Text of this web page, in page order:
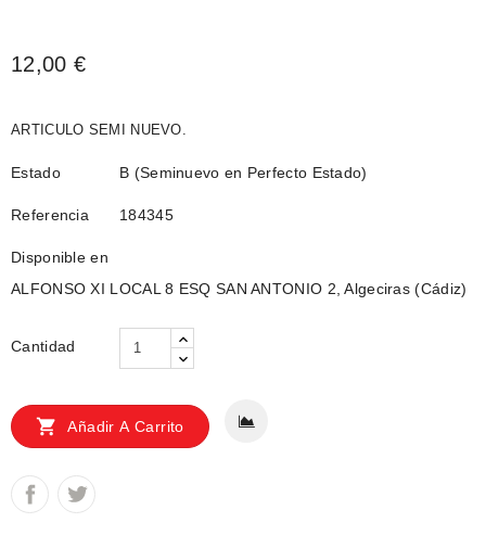
12,00 €
ARTICULO SEMI NUEVO.
Estado B (Seminuevo en Perfecto Estado)
Referencia 184345
Disponible en
ALFONSO XI LOCAL 8 ESQ SAN ANTONIO 2, Algeciras (Cádiz)
Cantidad
 Añadir A Carrito